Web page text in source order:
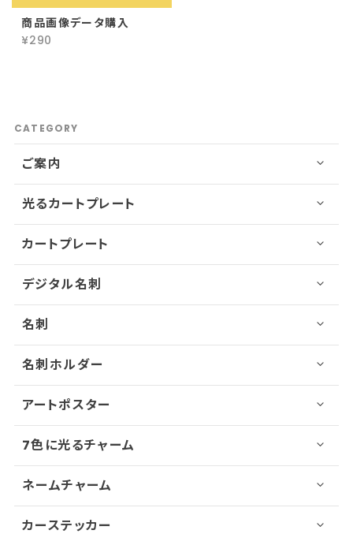
商品画像データ購入
¥290
CATEGORY
ご案内
光るカートプレート
カートプレート
デジタル名刺
名刺
名刺ホルダー
アートポスター
7色に光るチャーム
ネームチャーム
カーステッカー